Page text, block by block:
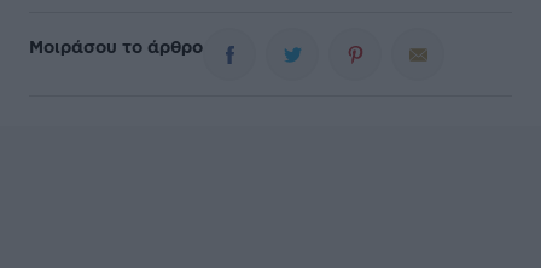
Μοιράσου το άρθρο